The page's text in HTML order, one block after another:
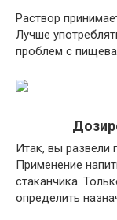
Раствор
Лучше
проблем с
Итак, вы развели
Применение
стаканчика.
определить